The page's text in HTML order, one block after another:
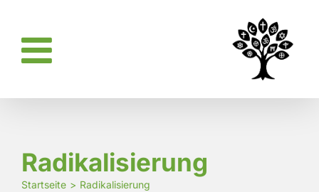
springen
Radikalisierung
Startseite Radikalisierung